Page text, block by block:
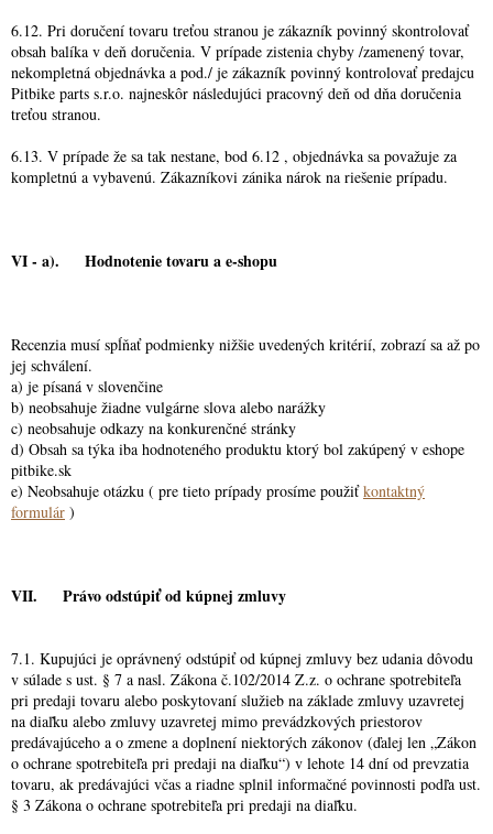
6.12. Pri doručení tovaru treťou stranou je zákazník povinný skontrolovať
obsah balíka v deň doručenia. V prípade zistenia chyby /zamenený tovar,
nekompletná objednávka a pod./ je zákazník povinný kontrolovať predajcu
Pitbike parts s.r.o. najneskôr následujúci pracovný deň od dňa doručenia
treťou stranou.
6.13. V prípade že sa tak nestane, bod 6.12 , objednávka sa považuje za
kompletnú a vybavenú. Zákazníkovi zánika nárok na riešenie prípadu.
VI - a). Hodnotenie tovaru a e-shopu
Recenzia musí spĺňať podmienky nižšie uvedených kritérií, zobrazí sa až po
jej schválení.
a) je písaná v slovenčine
b) neobsahuje žiadne vulgárne slova alebo narážky
c) neobsahuje odkazy na konkurenčné stránky
d) Obsah sa týka iba hodnoteného produktu ktorý bol zakúpený v eshope
pitbike.sk
e) Neobsahuje otázku ( pre tieto prípady prosíme použiťkontaktný
formulár )
VII. Právo odstúpiť od kúpnej zmluvy
7.1. Kupujúci je oprávnený odstúpiť od kúpnej zmluvy bez udania dôvodu
v súlade s ust. § 7 a nasl. Zákona č.102/2014 Z.z. o ochrane spotrebiteľa
pri predaji tovaru alebo poskytovaní služieb na základe zmluvy uzavretej
na diaľku alebo zmluvy uzavretej mimo prevádzkových priestorov
predávajúceho a o zmene a doplnení niektorých zákonov (ďalej len „Zákon
o ochrane spotrebiteľa pri predaji na diaľku“) v lehote 14 dní od prevzatia
tovaru, ak predávajúci včas a riadne splnil informačné povinnosti podľa ust.
§ 3 Zákona o ochrane spotrebiteľa pri predaji na diaľku.